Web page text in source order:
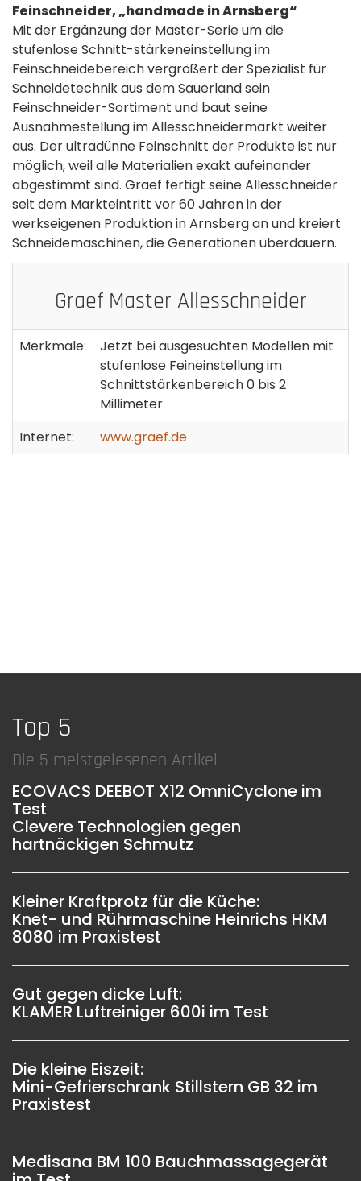
Feinschneider, „handmade in Arnsberg“
Mit der Ergänzung der Master-Serie um die
stufenlose Schnitt-stärkeneinstellung im
Feinschneidebereich vergrößert der Spezialist für
Schneidetechnik aus dem Sauerland sein
Feinschneider-Sortiment und baut seine
Ausnahmestellung im Allesschneidermarkt weiter
aus. Der ultradünne Feinschnitt der Produkte ist nur
möglich, weil alle Materialien exakt aufeinander
abgestimmt sind. Graef fertigt seine Allesschneider
seit dem Markteintritt vor 60 Jahren in der
werkseigenen Produktion in Arnsberg an und kreiert
Schneidemaschinen, die Generationen überdauern.
Graef Master Allesschneider
Merkmale:
Jetzt bei ausgesuchten Modellen mit
stufenlose Feineinstellung im
Schnittstärkenbereich 0 bis 2
Millimeter
Internet:
www.graef.de
Top 5
Die 5 meistgelesenen Artikel
ECOVACS DEEBOT X12 OmniCyclone im
Test
Clevere Technologien gegen
hartnäckigen Schmutz
Kleiner Kraftprotz für die Küche:
Knet- und Rührmaschine Heinrichs HKM
8080 im Praxistest
Gut gegen dicke Luft:
KLAMER Luftreiniger 600i im Test
Die kleine Eiszeit:
Mini-Gefrierschrank Stillstern GB 32 im
Praxistest
Medisana BM 100 Bauchmassagegerät